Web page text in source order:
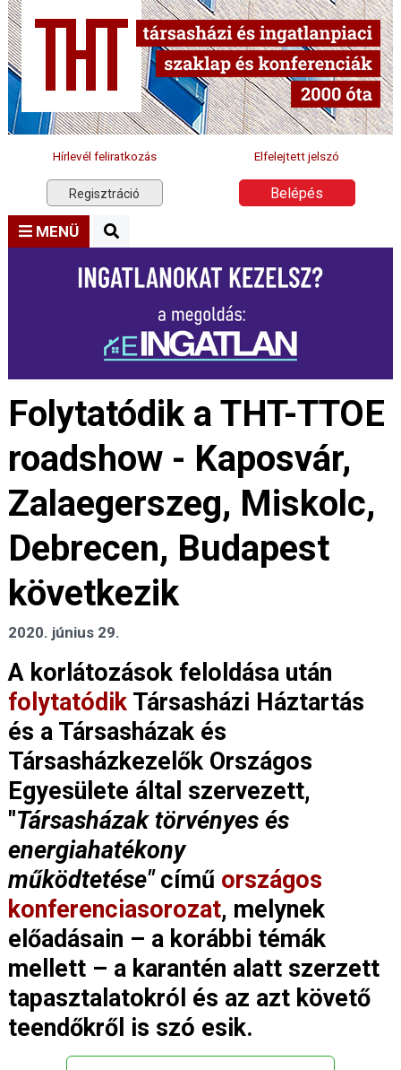
Hírlevél feliratkozás Elfelejtett jelszó
Regisztráció Belépés
MENÜ
Folytatódik a THT-TTOE
roadshow - Kaposvár,
Zalaegerszeg, Miskolc,
Debrecen, Budapest
következik
2020. június 29.
A korlátozások feloldása után
folytatódik Társasházi Háztartás
és a Társasházak és
Társasházkezelők Országos
Egyesülete által szervezett,
"Társasházak törvényes és
energiahatékony
működtetése"című országos
konferenciasorozat, melynek
előadásain – a korábbi témák
mellett – a karantén alatt szerzett
tapasztalatokról és az azt követő
teendőkről is szó esik.